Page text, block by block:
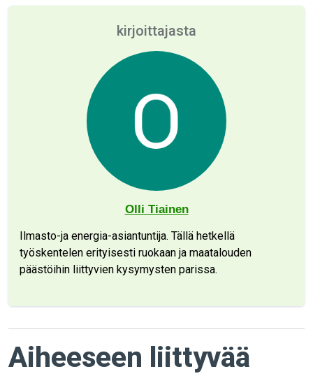
kirjoittajasta
Olli Tiainen
Ilmasto-ja energia-asiantuntija. Tällä hetkellä
työskentelen erityisesti ruokaan ja maatalouden
päästöihin liittyvien kysymysten parissa.
Aiheeseen liittyvää